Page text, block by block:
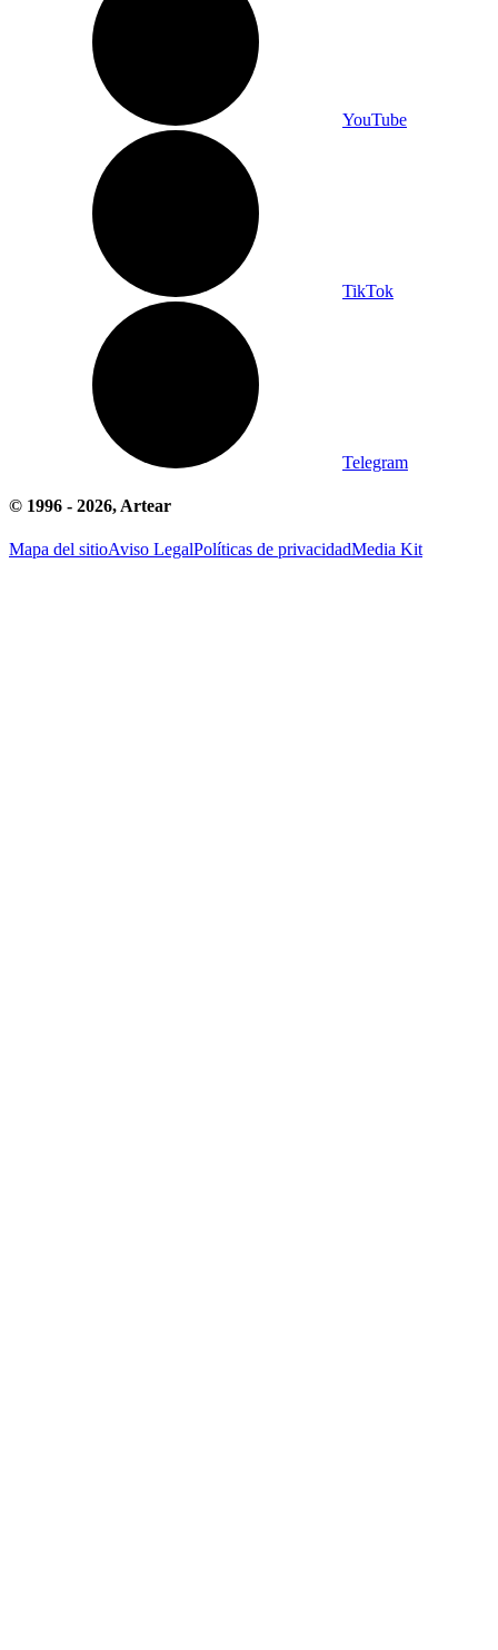
YouTube
TikTok
Telegram
© 1996 - 2026, Artear
Mapa del sitioAviso LegalPolíticas de privacidadMedia Kit